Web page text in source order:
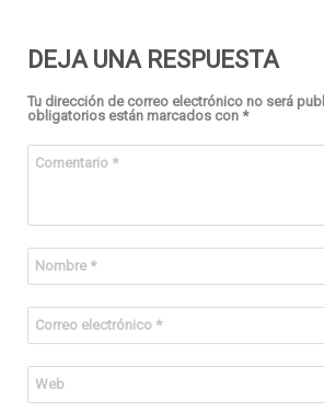
DEJA UNA RESPUESTA
Tu dirección de correo electrónico no será
obligatorios están marcados con *
Comentario *
Nombre *
Correo electrónico *
Web